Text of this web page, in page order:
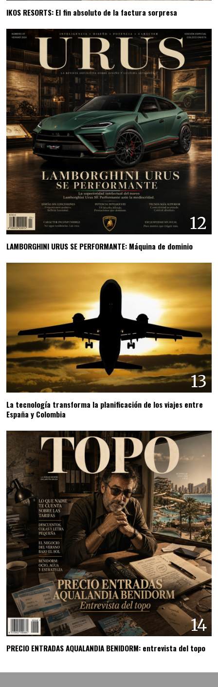
IKOS RESORTS: El fin absoluto de la factura sorpresa
12
LAMBORGHINI URUS SE PERFORMANTE: Máquina de dominio
13
La tecnología transforma la planificación de los viajes entre
España y Colombia
14
PRECIO ENTRADAS AQUALANDIA BENIDORM: entrevista del topo